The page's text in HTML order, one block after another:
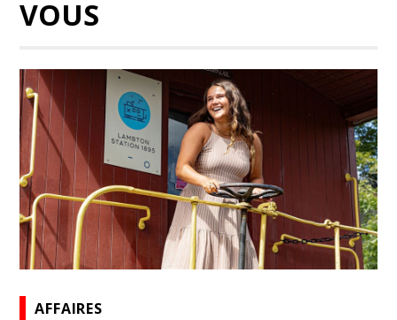
VOUS
AFFAIRES